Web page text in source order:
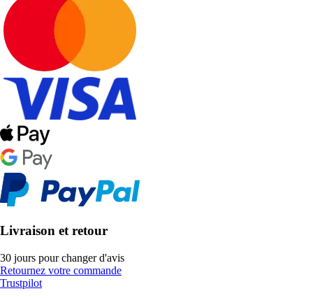
Livraison et retour
30 jours pour changer d'avis
Retournez votre commande
Trustpilot